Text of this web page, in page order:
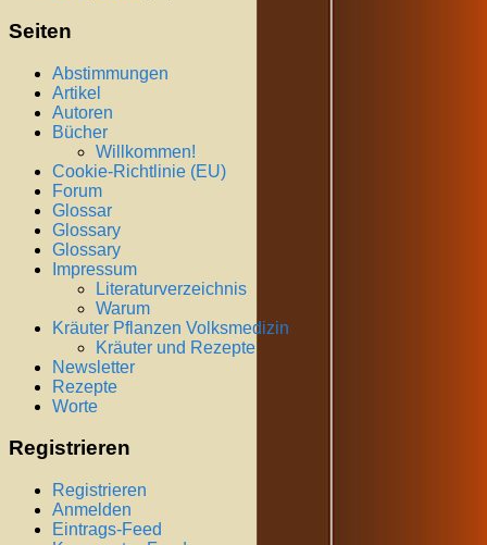
Seiten
Abstimmungen
Artikel
Autoren
Bücher
Willkommen!
Cookie-Richtlinie (EU)
Forum
Glossar
Glossary
Glossary
Impressum
Literaturverzeichnis
Warum
Kräuter Pflanzen Volksmedizin
Kräuter und Rezepte
Newsletter
Rezepte
Worte
Registrieren
Registrieren
Anmelden
Eintrags-Feed